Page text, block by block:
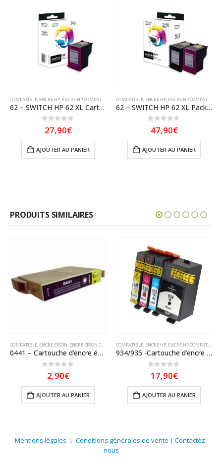
COMPATIBLE, ENCRE HP, ENCRE HP COMPATIBLE SWITCH
62 – SWITCH HP 62 XL Cartouche compatible avec C2P07AE – Tricolor
sur 5
27,90€
AJOUTER AU PANIER
COMPATIBLE, ENCRE HP, ENCRE HP COMPATIBLE
62 – SWITCH HP 62 XL Pack x 2 compatible avec C2P08AE, C2P07AE – Noir + Tricolor
sur 5
47,90€
AJOUTER AU PANIER
PRODUITS SIMILAIRES
COMPATIBLE, ENCRE EPSON, ENCRE EPSON COMPATIBLE
0441 – Cartouche d’encre équivalent EPSON T0441 compatible « Parasol » Noir
sur 5
2,90€
AJOUTER AU PANIER
COMPATIBLE, ENCRE HP, ENCRE HP COMPATIBLE
934/935 -Cartouche d’encre équivalent HP 934XL-HP 935XL compatible (HP934/HP935) Pack 4 Cartouches XL
sur 5
17,90€
AJOUTER AU PANIER
Mentions légales | Conditions générales de vente | Contactez-
nous